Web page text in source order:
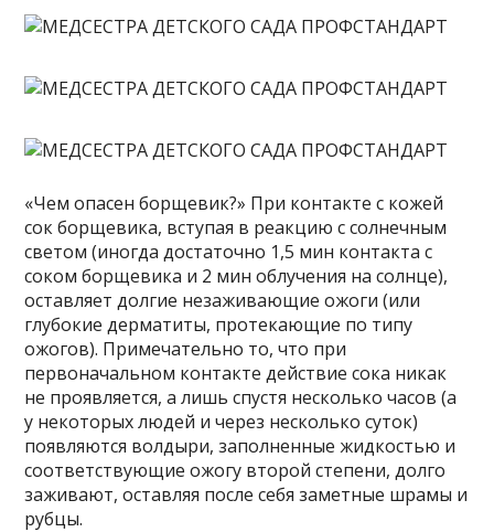
«Чем опасен борщевик?» При контакте с кожей
сок борщевика, вступая в реакцию с солнечным
светом (иногда достаточно 1,5 мин контакта с
соком борщевика и 2 мин облучения на солнце),
оставляет долгие незаживающие ожоги (или
глубокие дерматиты, протекающие по типу
ожогов). Примечательно то, что при
первоначальном контакте действие сока никак
не проявляется, а лишь спустя несколько часов (а
у некоторых людей и через несколько суток)
появляются волдыри, заполненные жидкостью и
соответствующие ожогу второй степени, долго
заживают, оставляя после себя заметные шрамы и
рубцы.